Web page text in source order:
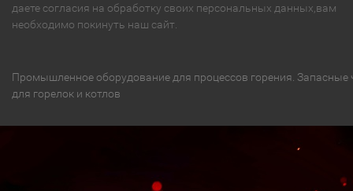
даете согласия на обработку своих персональных данных,вам
необходимо покинуть наш сайт.
Промышленное оборудование для процессов горения. Запасные
для горелок и котлов